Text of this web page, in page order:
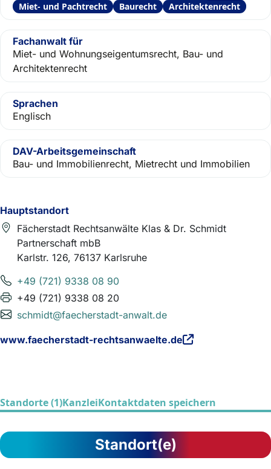
Hauptstandort
Fächerstadt Rechtsanwälte Klas & Dr. Schmidt
Partnerschaft mbB
Karlstr. 126, 76137 Karlsruhe
+49 (721) 9338 08 90
+49 (721) 9338 08 20
schmidt@faecherstadt-anwalt.de
www.faecherstadt-rechtsanwaelte.de
Miet- und Pachtrecht
Baurecht Architektenrecht
Fachanwalt für
Miet- und Wohnungseigentumsrecht, Bau- und
Architektenrecht
Sprachen
Englisch
DAV-Arbeitsgemeinschaft
Bau- und Immobilienrecht, Mietrecht und Immobilien
Standorte (1)KanzleiKontaktdaten speichern
Standort(e)